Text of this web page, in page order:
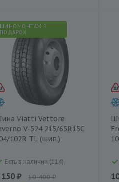
ШИНОМОНТАЖ В
ПОДАРОК
Viatti Vettore
V-524 215/65R15C
102R TL (шип.)
Есть в наличии (114)
₽ 10 400 ₽